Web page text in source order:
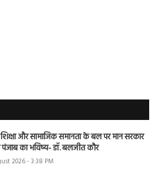
शिक्षा और सामाजिक समानता के बल पर मान सरकार
का भविष्य- डॉ. बलजीत कौर
2026 - 3:38 PM